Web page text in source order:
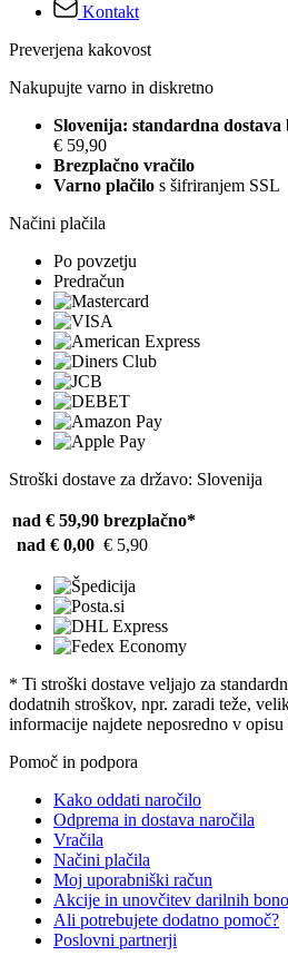
Kontakt
Preverjena kakovost
Nakupujte varno in diskretno
Slovenija: standardna dostava
€ 59,90
Brezplačno vračilo
Varno plačilo s šifriranjem SSL
Načini plačila
Po povzetju
Predračun
Stroški dostave za državo: Slovenija
nad € 59,90 brezplačno*
nad € 0,00 € 5,90
* Ti stroški dostave veljajo za
dodatnih stroškov, npr. zaradi teže,
informacije najdete neposredno v opisu
Pomoč in podpora
Kako oddati naročilo
Odprema in dostava naročila
Vračila
Načini plačila
Moj uporabniški račun
Akcije in unovčitev darilnih
Ali potrebujete dodatno pomoč?
Poslovni partnerji